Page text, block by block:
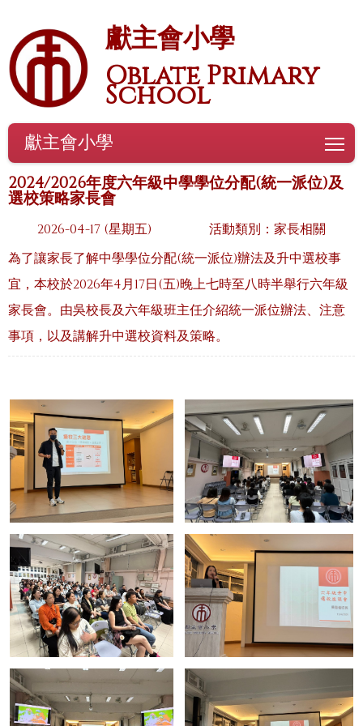
獻主會小學
Oblate Primary
School
獻主會小學
2024/2026年度六年級中學學位分配(統一派位)及
選校策略家長會
2026-04-17 (星期五)
活動類別：家長相關
為了讓家長了解中學學位分配(統一派位)辦法及升中選校事
宜，本校於2026年4月17日(五)晚上七時至八時半舉行六年級
家長會。由吳校長及六年級班主任介紹統一派位辦法、注意
事項，以及講解升中選校資料及策略。